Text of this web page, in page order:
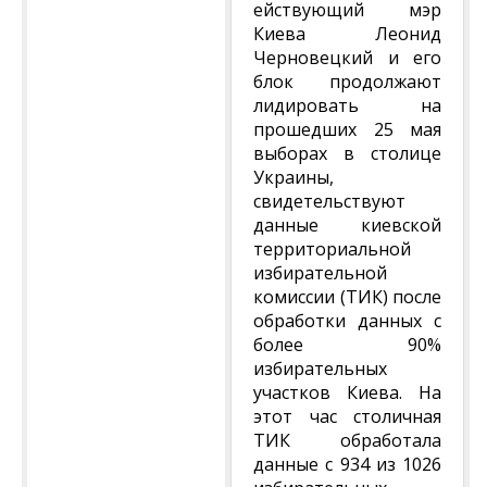
ействующий мэр
Киева Леонид
Черновецкий и его
блок продолжают
лидировать на
прошедших 25 мая
выборах в столице
Украины,
свидетельствуют
данные киевской
территориальной
избирательной
комиссии (ТИК) после
обработки данных с
более 90%
избирательных
участков Киева. На
этот час столичная
ТИК обработала
данные с 934 из 1026